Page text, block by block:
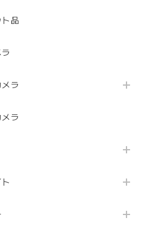
ト品
ラ
メラ
メラ